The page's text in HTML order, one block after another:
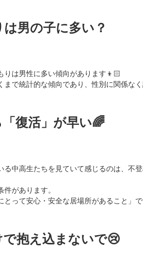
男の子に多い？
りは男性に多い傾向があります👦🏻
まで統計的な傾向であり、性別に関係な
復活」が早い🌈
る中高生たちを見ていて感じるのは、不
があります。
とって安心・安全な居場所があること」
で抱え込まないで😢